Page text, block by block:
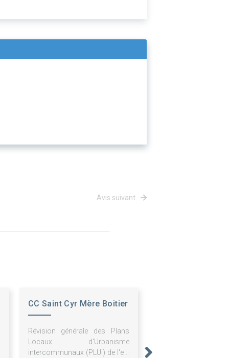
Avis suivant
CC Saint Cyr Mère Boitier
Révision générale des Plans
Locaux d'Urbanisme
intercommunaux (PLUi) de l'ex-